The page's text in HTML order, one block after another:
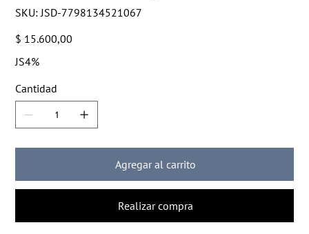
SKU: SKU
JSD-
JSD-7798134521067
Precio
$ 15.600,00
JS4%
Cantidad
Agregar al carrito
Realizar compra